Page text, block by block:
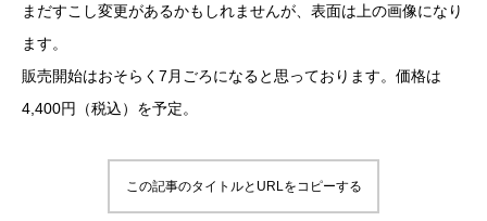
まだすこし変更があるかもしれませんが、表面は上の画像になり
ます。
販売開始はおそらく7月ごろになると思っております。価格は
4,400円（税込）を予定。
この記事のタイトルとURLをコピーする